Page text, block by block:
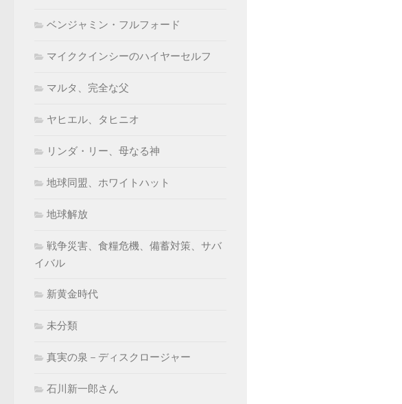
ベンジャミン・フルフォード
マイククインシーのハイヤーセルフ
マルタ、完全な父
ヤヒエル、タヒニオ
リンダ・リー、母なる神
地球同盟、ホワイトハット
地球解放
戦争災害、食糧危機、備蓄対策、サバ
イバル
新黄金時代
未分類
真実の泉－ディスクロージャー
石川新一郎さん